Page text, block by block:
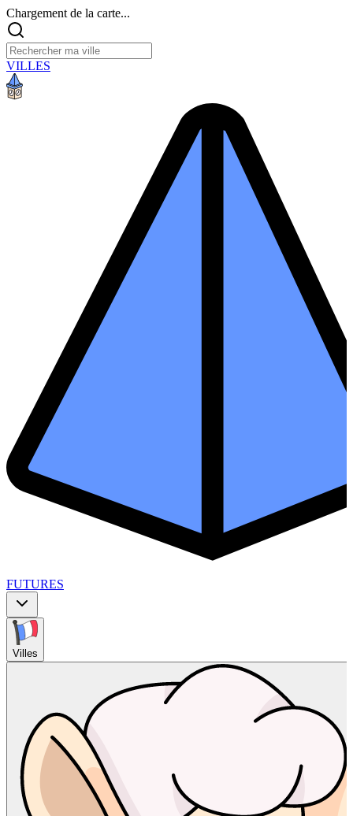
Chargement de la carte...
VILLES
FUTURES
Villes